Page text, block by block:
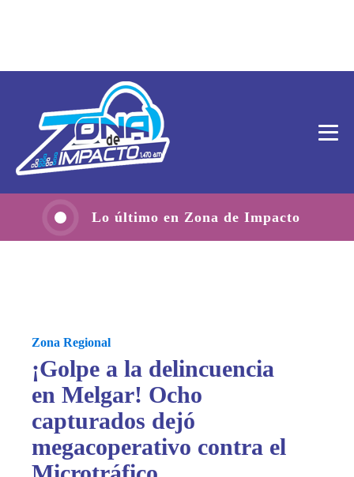
Lo último en Zona de Impacto
Zona Regional
¡Golpe a la delincuencia
en Melgar! Ocho
capturados dejó
megacoperativo contra el